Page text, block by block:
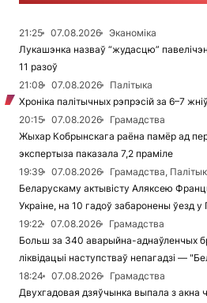
21:25 07.08.2026
Эканоміка
Лукашэнка назваў “жудасцю”
11 разоў
21:08
07.08.2026
Палітыка
Хроніка палітычных рэпрэсій за 6–7
20:15
07.08.2026
Грамадства
Жыхар Кобрынскага раёна памёр ад
экспертыза паказала 7,2 праміле
19:39
07.08.2026
Грамадства,
Беларускаму актывісту Аляксею
Украіне, на 10 гадоў забаронены ўезд
19:22
07.08.2026
Грамадства
Больш за 340 аварыйна-аднаўленчых
ліквідацыі наступстваў непагадзі —
18:24
07.08.2026
Грамадства
Двухгадовая дзяўчынка выпала з акна